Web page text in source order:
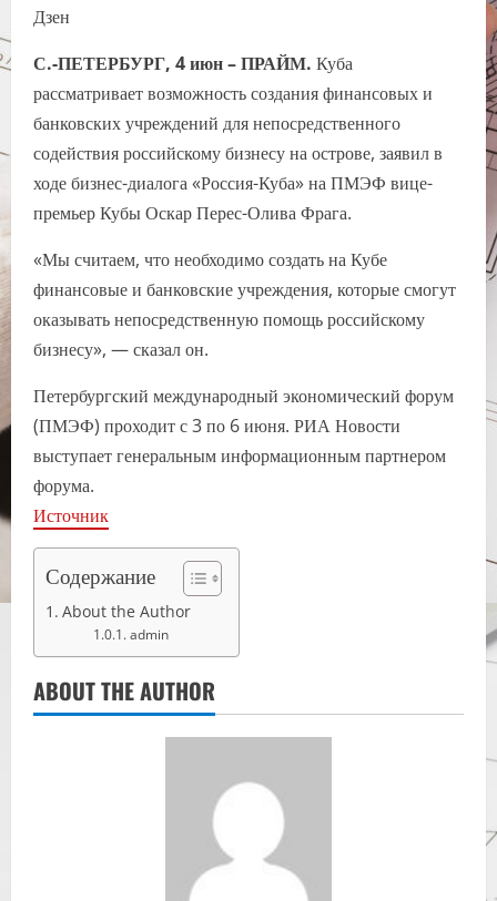
Дзен
С.-ПЕТЕРБУРГ, 4 июн – ПРАЙМ. Куба
рассматривает возможность создания финансовых и
банковских учреждений для непосредственного
содействия российскому бизнесу на острове, заявил в
ходе бизнес-диалога «Россия-Куба» на ПМЭФ вице-
премьер Кубы Оскар Перес-Олива Фрага.
«Мы считаем, что необходимо создать на Кубе
финансовые и банковские учреждения, которые смогут
оказывать непосредственную помощь российскому
бизнесу», — сказал он.
Петербургский международный экономический форум
(ПМЭФ) проходит с 3 по 6 июня. РИА Новости
выступает генеральным информационным партнером
форума.
Источник
Содержание
About the Author
admin
ABOUT THE AUTHOR